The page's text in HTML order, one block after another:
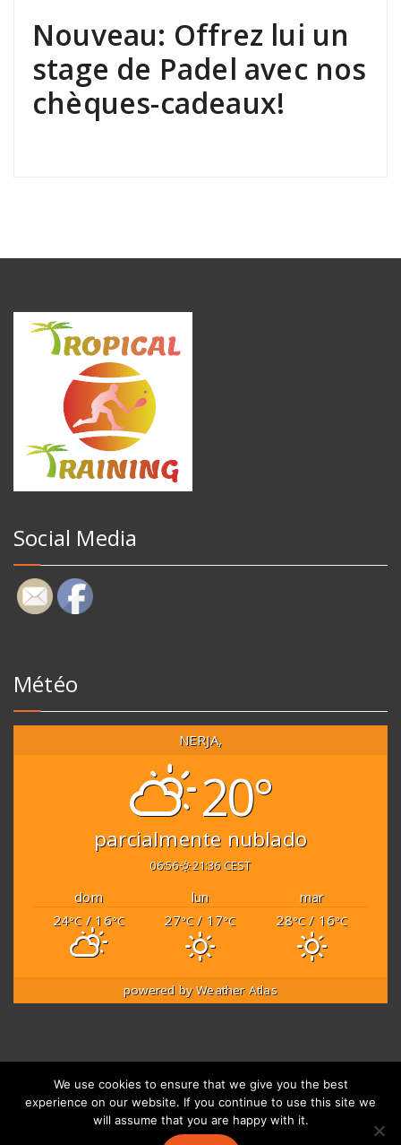
Nouveau: Offrez lui un
stage de Padel avec nos
chèques-cadeaux!
Social Media
Météo
NERJA,
20°
parcialmente nublado
06:56 21:36 CEST
dom lun
mar
24°C/ 16°C 27°C/ 17°C 28°C/ 16°C
powered byWeather Atlas
© 2019-2023 Tropical Training |Web Design: J. Rubén
We use cookies to ensure that we give you the best
experience on our website. If you continue to use this site we
will assume that you are happy with it.